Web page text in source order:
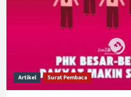
Rakyat
Dikorbankan
Artikel Surat Pembaca